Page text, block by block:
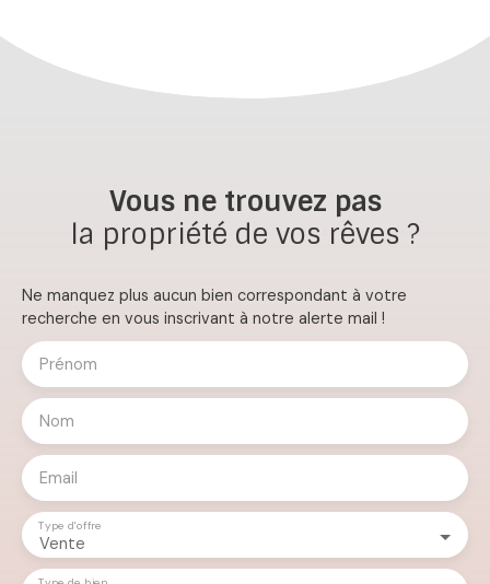
Vous ne trouvez pas
la propriété de vos rêves ?
Ne manquez plus aucun bien correspondant à votre
recherche en vous inscrivant à notre alerte mail !
Prénom
Nom
Email
Vente
Type d'offre